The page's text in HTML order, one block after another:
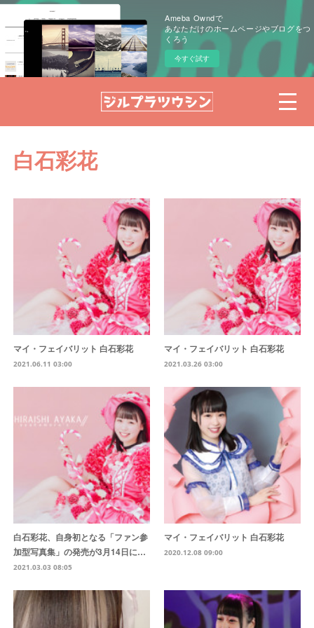
Ameba Owndで
あなただけのホームページやブログをつ
くろう
今すぐ試す
白石彩花
マイ・フェイバリット 白石彩花
2021.06.11 03:00
マイ・フェイバリット 白石彩花
2021.03.26 03:00
白石彩花、自身初となる「ファン参
加型写真集」の発売が3月14日に…
2021.03.03 08:05
マイ・フェイバリット 白石彩花
2020.12.08 09:00